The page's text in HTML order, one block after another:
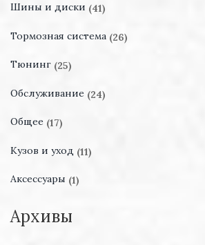
Шины и диски (41)
Тормозная система (26)
Тюнинг (25)
Обслуживание (24)
Общее (17)
Кузов и уход (11)
Аксессуары (1)
Архивы